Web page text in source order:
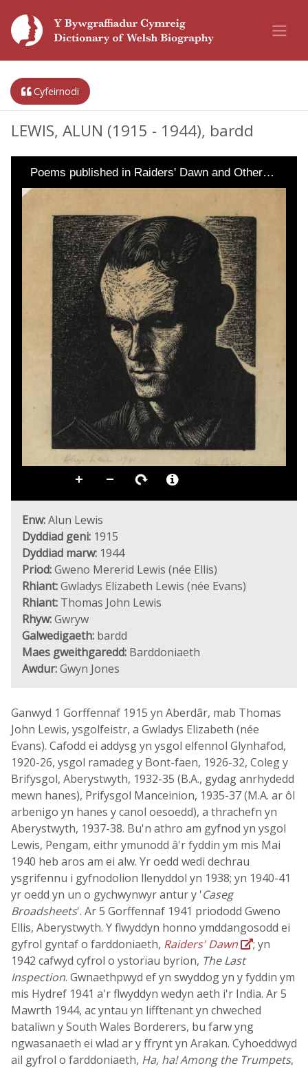
Cyfeirnodi
LEWIS, ALUN (1915 - 1944), bardd
Poems published in Raiders' Dawn and Other…
Enw:Alun Lewis
Dyddiad geni: 1915
Dyddiad marw: 1944
Priod:Gweno Mererid Lewis (née Ellis)
Rhiant:Gwladys Elizabeth Lewis (née Evans)
Rhiant: Thomas John Lewis
Rhyw:Gwryw
Galwedigaeth: bardd
Maes gweithgaredd: Barddoniaeth
Awdur:Gwyn Jones
Ganwyd 1 Gorffennaf 1915 yn Aberdâr, mab Thomas
John Lewis, ysgolfeistr, a Gwladys Elizabeth (née
Evans). Cafodd ei addysg yn ysgol elfennol Glynhafod,
1920-26, ysgol ramadeg y Bont-faen, 1926-32, Coleg y
Brifysgol, Aberystwyth, 1932-35 (B.A., gydag anrhydedd
mewn hanes), Prifysgol Manceinion, 1935-37 (M.A. ar ôl
arbenigo yn hanes y canol oesoedd), a thrachefn yn
Aberystwyth, 1937-38. Bu'n athro am gyfnod yn ysgol
Lewis, Pengam, eithr ymunodd â'r fyddin ym mis Mai
1940 heb aros am ei alw. Yr oedd wedi dechrau
ysgrifennu i gyfnodolion llenyddol yn 1938; yn 1940-41
yr oedd yn un o gychwynwyr antur y 'Caseg
Broadsheets'. Ar 5 Gorffennaf 1941 priododd Gweno
Ellis, Aberystwyth. Y flwyddyn honno ymddangosodd ei
gyfrol gyntaf o farddoniaeth, Raiders' Dawn
; yn
1942 cafwyd cyfrol o ystorïau byrion, The Last
Inspection. Gwnaethpwyd ef yn swyddog yn y fyddin ym
mis Hydref 1941 a'r flwyddyn wedyn aeth i'r India. Ar 5
Mawrth 1944, ac yntau yn lifftenant yn chweched
bataliwn y South Wales Borderers, bu farw yng
ngwasanaeth ei wlad ar y ffrynt yn Arakan. Cyhoeddwyd
ail gyfrol o farddoniaeth, Ha, ha! Among the Trumpets,